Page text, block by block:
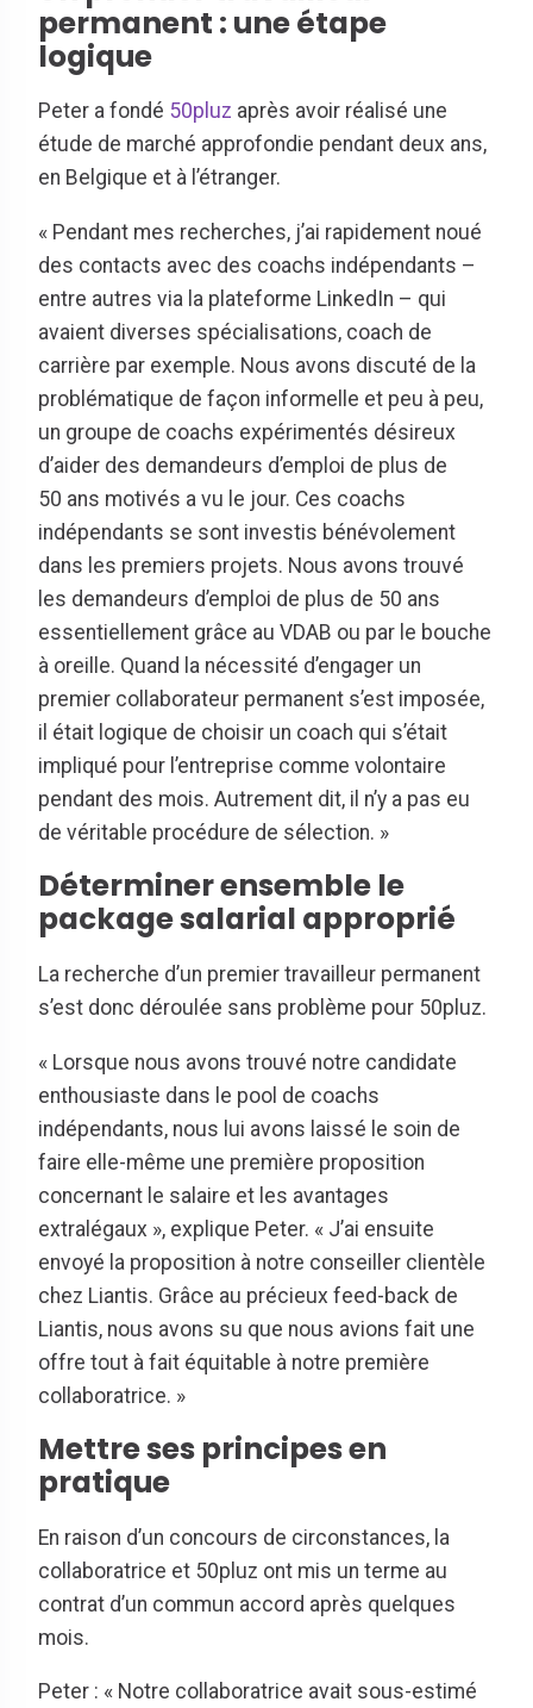
permanent : une étape
logique
Peter a fondé 50pluz après avoir réalisé une
étude de marché approfondie pendant deux ans,
en Belgique et à l’étranger.
« Pendant mes recherches, j’ai rapidement noué
des contacts avec des coachs indépendants –
entre autres via la plateforme LinkedIn – qui
avaient diverses spécialisations, coach de
carrière par exemple. Nous avons discuté de la
problématique de façon informelle et peu à peu,
un groupe de coachs expérimentés désireux
d’aider des demandeurs d’emploi de plus de
50 ans motivés a vu le jour. Ces coachs
indépendants se sont investis bénévolement
dans les premiers projets. Nous avons trouvé
les demandeurs d’emploi de plus de 50 ans
essentiellement grâce au VDAB ou par le bouche
à oreille. Quand la nécessité d’engager un
premier collaborateur permanent s’est imposée,
il était logique de choisir un coach qui s’était
impliqué pour l’entreprise comme volontaire
pendant des mois. Autrement dit, il n’y a pas eu
de véritable procédure de sélection. »
Déterminer ensemble le
package salarial approprié
La recherche d’un premier travailleur permanent
s’est donc déroulée sans problème pour 50pluz.
« Lorsque nous avons trouvé notre candidate
enthousiaste dans le pool de coachs
indépendants, nous lui avons laissé le soin de
faire elle-même une première proposition
concernant le salaire et les avantages
extralégaux », explique Peter. « J’ai ensuite
envoyé la proposition à notre conseiller clientèle
chez Liantis. Grâce au précieux feed-back de
Liantis, nous avons su que nous avions fait une
offre tout à fait équitable à notre première
collaboratrice. »
Mettre ses principes en
pratique
En raison d’un concours de circonstances, la
collaboratrice et 50pluz ont mis un terme au
contrat d’un commun accord après quelques
mois.
Peter : « Notre collaboratrice avait sous-estimé